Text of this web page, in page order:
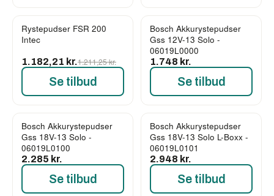
-2%
Rystepudser FSR 200
Intec
1.182,21 kr.1.211,25 kr.
Se tilbud
Bosch Akkurystepudser
Gss 12V-13 Solo -
06019L0000
1.748 kr.
Se tilbud
Bosch Akkurystepudser
Gss 18V-13 Solo -
06019L0100
2.285 kr.
Se tilbud
Bosch Akkurystepudser
Gss 18V-13 Solo L-Boxx -
06019L0101
2.948 kr.
Se tilbud